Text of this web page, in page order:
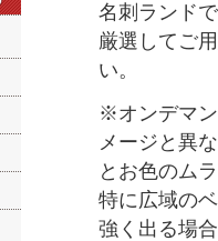
名刺 ランド
厳選してご
い。
※オンデマ
メージと異
とお色のム
特に広域の
強く出る場